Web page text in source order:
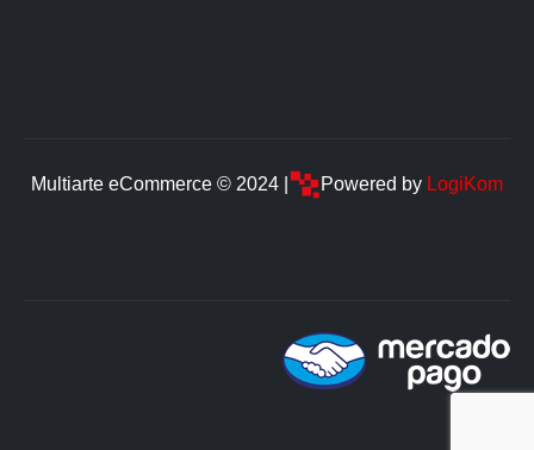
Multiarte eCommerce © 2024 | Powered by LogiKom